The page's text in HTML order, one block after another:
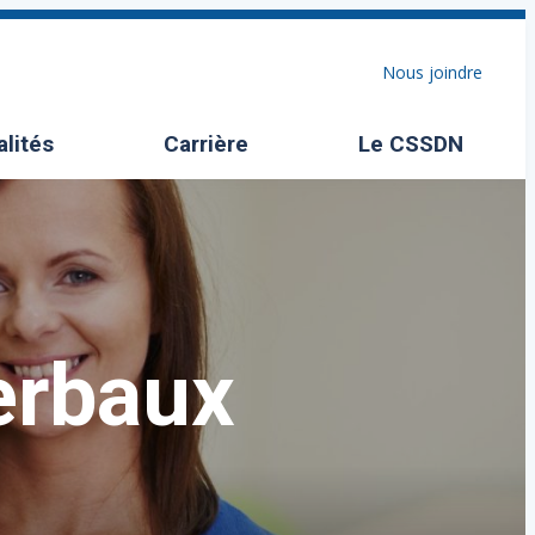
Nous joindre
Carrière Le CSSDN
Ouvrir/Fermer